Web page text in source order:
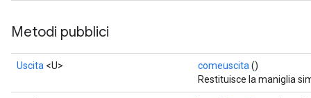
Metodi pubblici
Uscita <U> comeuscita ()
Restituisce la maniglia